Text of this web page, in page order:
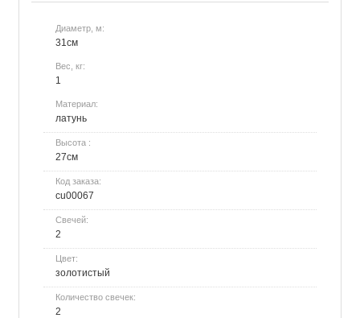
Диаметр, м:
31см
Вес, кг:
1
Материал:
латунь
Высота :
27см
Код заказа:
cu00067
Свечей:
2
Цвет:
золотистый
Количество свечек:
2